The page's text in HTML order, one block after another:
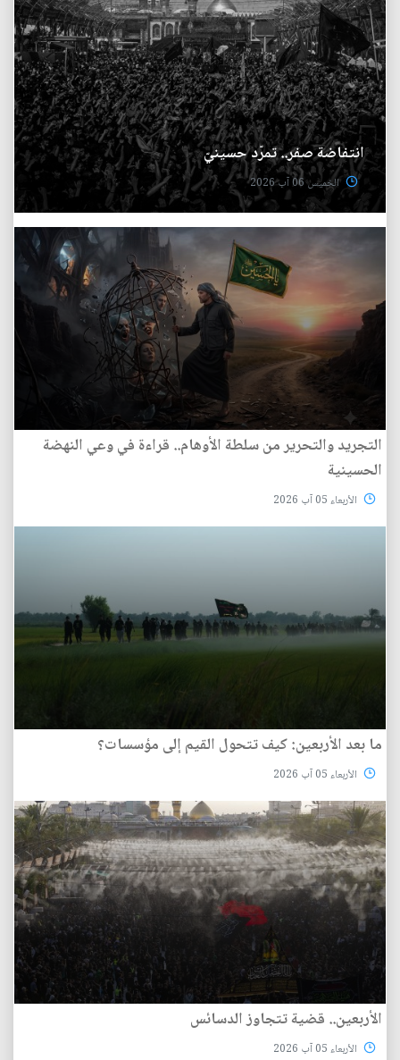
انتفاضة صفر.. تمرّد حسينيّ
الخميس 06 آب 2026
التجريد والتحرير من سلطة الأوهام.. قراءة في وعي النهضة
الحسينية
الأربعاء 05 آب 2026
ما بعد الأربعين: كيف تتحول القيم إلى مؤسسات؟
الأربعاء 05 آب 2026
الأربعين.. قضية تتجاوز الدسائس
الأربعاء 05 آب 2026